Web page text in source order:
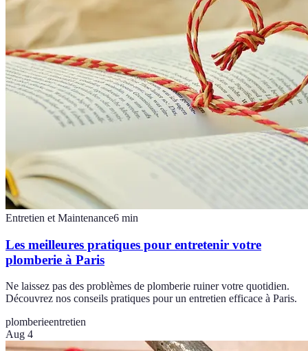
Entretien et Maintenance6 min
Les meilleures pratiques pour entretenir votre
plomberie à Paris
Ne laissez pas des problèmes de plomberie ruiner votre quotidien.
Découvrez nos conseils pratiques pour un entretien efficace à Paris.
plomberieentretien
Aug 4